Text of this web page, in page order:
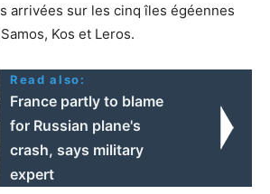
arrivées sur les cinq îles égéennes
Kos et Leros.
Read also:
France partly to blame
for Russian plane's
crash, says military
expert